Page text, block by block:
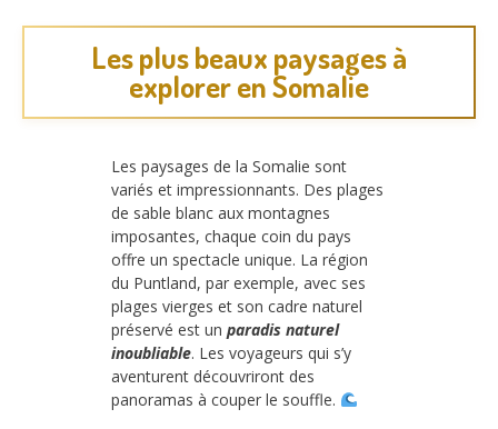
Les plus beaux paysages à
explorer en Somalie
Les paysages de la Somalie sont
variés et impressionnants. Des plages
de sable blanc aux montagnes
imposantes, chaque coin du pays
offre un spectacle unique. La région
du Puntland, par exemple, avec ses
plages vierges et son cadre naturel
préservé est un paradis naturel
inoubliable. Les voyageurs qui s’y
aventurent découvriront des
panoramas à couper le souffle.